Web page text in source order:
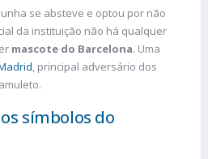
se absteve e optou por não
da instituição não há qualquer
mascote do Barcelona. Uma
, principal adversário dos
símbolos do